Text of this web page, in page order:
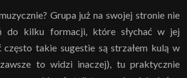
Grupa już na swojej stronie nie
do kilku formacji, które słychać w jej
takie sugestie są strzałem kulą w
to widzi inaczej), tu praktycznie